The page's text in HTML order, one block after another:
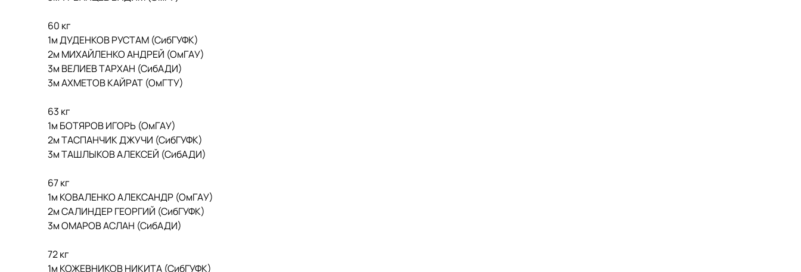
60 кг
1м ДУДЕНКОВ РУСТАМ (СибГУФК)
2м МИХАЙЛЕНКО АНДРЕЙ (ОмГАУ)
3м ВЕЛИЕВ ТАРХАН (СибАДИ)
3м АХМЕТОВ КАЙРАТ (ОмГТУ)
63 кг
1м БОТЯРОВ ИГОРЬ (ОмГАУ)
2м ТАСПАНЧИК ДЖУЧИ (СибГУФК)
3м ТАШЛЫКОВ АЛЕКСЕЙ (СибАДИ)
67 кг
1м КОВАЛЕНКО АЛЕКСАНДР (ОмГАУ)
2м САЛИНДЕР ГЕОРГИЙ (СибГУФК)
3м ОМАРОВ АСЛАН (СибАДИ)
72 кг
1м КОЖЕВНИКОВ НИКИТА (СибГУФК)